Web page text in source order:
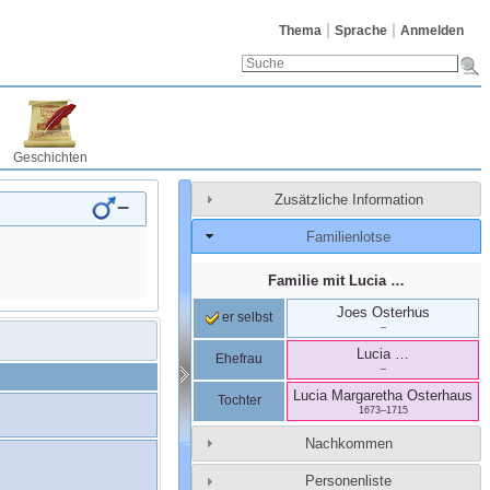
Thema Sprache Anmelden
Geschichten
– Zusätzliche Information
Familienlotse
Familie mit Lucia …
er selbst Joes Osterhus
–
Ehefrau Lucia …
–
Tochter Lucia Margaretha Osterhaus
1673–1715
Nachkommen
Personenliste